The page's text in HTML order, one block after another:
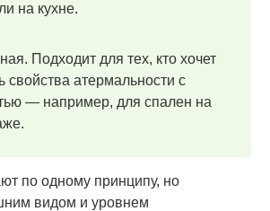
на кухне.
Подходит для тех, кто хочет
свойства атермальности с
— например, для спален на
по одному принципу, но
видом и уровнем